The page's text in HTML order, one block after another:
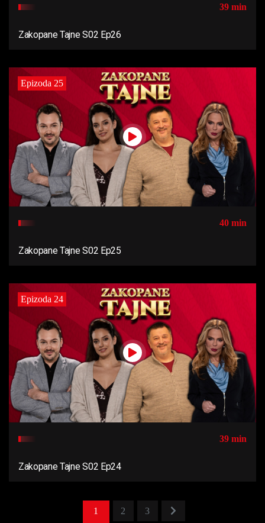
39 min
Zakopane Tajne S02 Ep26
Epizoda 25
40 min
Zakopane Tajne S02 Ep25
Epizoda 24
39 min
Zakopane Tajne S02 Ep24
1 2 3